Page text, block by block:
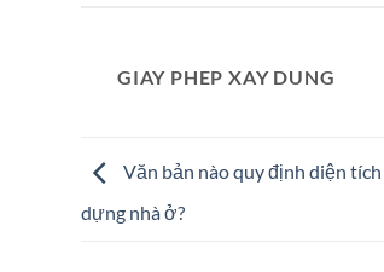
GIAY PHEP XAY DUNG
Văn bản nào quy định diện
dựng nhà ở?